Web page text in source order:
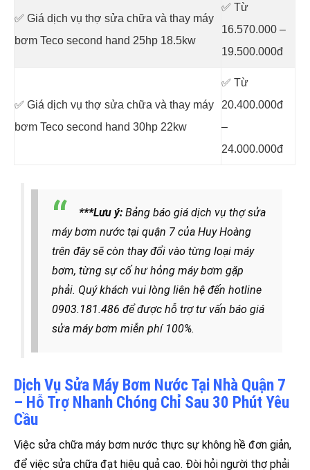
✅ Giá dịch vụ thợ sửa chữa và thay máy
bơm Teco second hand 25hp 18.5kw
✅ Từ
16.570.000 –
19.500.000đ
✅ Giá dịch vụ thợ sửa chữa và thay máy
bơm Teco second hand 30hp 22kw
✅ Từ
20.400.000đ
–
24.000.000đ
***Lưu ý: Bảng báo giá dịch vụ thợ sửa
máy bơm nước tại quận 7 của Huy Hoàng
trên đây sẽ còn thay đổi vào từng loại máy
bơm, từng sự cố hư hỏng máy bơm gặp
phải. Quý khách vui lòng liên hệ đến hotline
0903.181.486 để được hỗ trợ tư vấn báo giá
sửa máy bơm miễn phí 100%.
Dịch Vụ Sửa Máy Bơm Nước Tại Nhà Quận 7
– Hỗ Trợ Nhanh Chóng Chỉ Sau 30 Phút Yêu
Cầu
Việc sửa chữa máy bơm nước thực sự không hề đơn giản,
để việc sửa chữa đạt hiệu quả cao. Đòi hỏi người thợ phải